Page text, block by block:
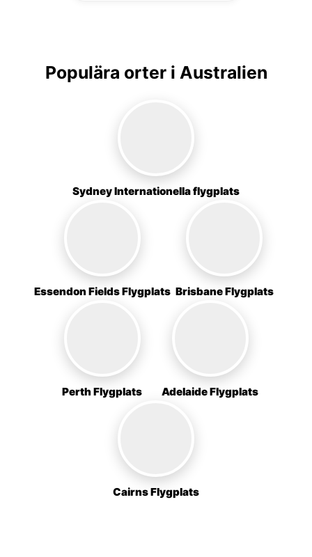
Populära orter i Australien
Sydney Internationella flygplats
Essendon Fields Flygplats Brisbane Flygplats
Perth Flygplats Adelaide Flygplats
Cairns Flygplats